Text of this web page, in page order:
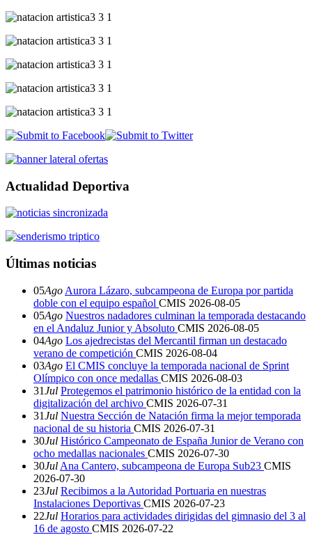
Actualidad Deportiva
Últimas noticias
05Ago Aurora Lázaro, subcampeona de Europa por partida
doble con el equipo español CMIS 2026-08-05
05Ago Nuestros nadadores culminan la temporada destacando
en el Andaluz Junior y Absoluto CMIS 2026-08-05
04Ago Los ajedrecistas del Mercantil firman un destacado
verano de competición CMIS 2026-08-04
03Ago El CMIS concluye la temporada nacional de Sprint
Olímpico con once medallas CMIS 2026-08-03
31Jul Protegemos el patrimonio histórico de la entidad con la
digitalización del archivo CMIS 2026-07-31
31Jul Nuestra Sección de Natación firma la mejor temporada
nacional de su historia CMIS 2026-07-31
30Jul Histórico Campeonato de España Junior de Verano con
ocho medallas nacionales CMIS 2026-07-30
30Jul Ana Cantero, subcampeona de Europa Sub23 CMIS
2026-07-30
23Jul Recibimos a la Autoridad Portuaria en nuestras
Instalaciones Deportivas CMIS 2026-07-23
22Jul Horarios para actividades dirigidas del gimnasio del 3 al
16 de agosto CMIS 2026-07-22